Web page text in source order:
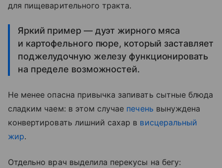
для пищеварительного тракта.
Яркий пример — дуэт жирного мяса
и картофельного пюре, который заставляет
поджелудочную железу функционировать
на пределе возможностей.
Не менее опасна привычка запивать сытные блюда
сладким чаем: в этом случае печень вынуждена
конвертировать лишний сахар в висцеральный
жир.
Отдельно врач выделила перекусы на бегу: